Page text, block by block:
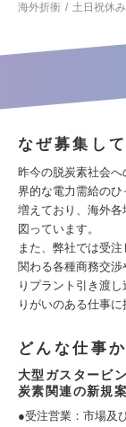
海外折衝
土日祝休み
なぜ募集し
昨今の脱炭素社会
界的な電力需給の
増えており、海外
図っています。
また、弊社では受
関わる各種商務交
りプラント引き渡
りがいのある仕事に
どんな仕事か
大型ガスタービ
炭素関連の新規
●受注営業：市場及